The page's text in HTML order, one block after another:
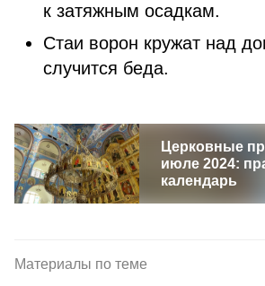
к затяжным осадкам.
Стаи ворон кружат над
случится беда.
Церковные
июле 2024:
календарь
Материалы по теме